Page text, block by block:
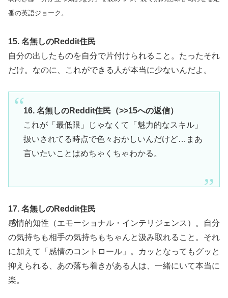
番の英語ジョーク。
15. 名無しのReddit住民
自分の出したものを自分で片付けられること。たったそれ
だけ。なのに、これができる人が本当に少ないんだよ。
16. 名無しのReddit住民（>>15への返信）
これが「最低限」じゃなくて「魅力的なスキル」
扱いされてる時点で色々おかしいんだけど…まあ
言いたいことはめちゃくちゃわかる。
17. 名無しのReddit住民
感情的知性（エモーショナル・インテリジェンス）。自分
の気持ちも相手の気持ちもちゃんと汲み取れること。それ
に加えて「感情のコントロール」。カッとなってもグッと
抑えられる、あの落ち着きがある人は、一緒にいて本当に
楽。